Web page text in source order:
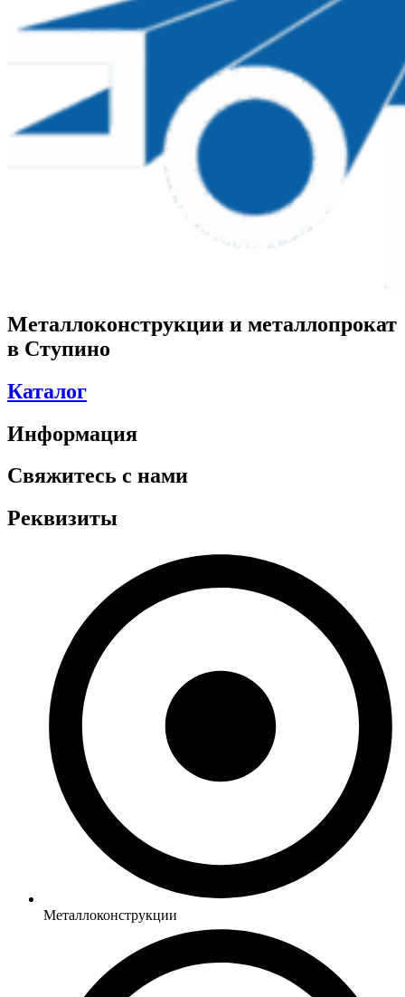
Металлоконструкции и металлопрокат
в Ступино
Каталог
Информация
Свяжитесь с нами
Реквизиты
Металлоконструкции